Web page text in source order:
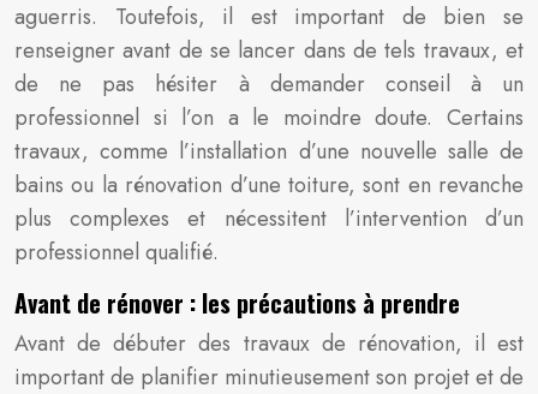
aguerris. Toutefois, il est important de bien se
renseigner avant de se lancer dans de tels travaux, et
de ne pas hésiter à demander conseil à un
professionnel si l’on a le moindre doute. Certains
travaux, comme l’installation d’une nouvelle salle de
bains ou la rénovation d’une toiture, sont en revanche
plus complexes et nécessitent l’intervention d’un
professionnel qualifié.
Avant de rénover : les précautions à prendre
Avant de débuter des travaux de rénovation, il est
important de planifier minutieusement son projet et de